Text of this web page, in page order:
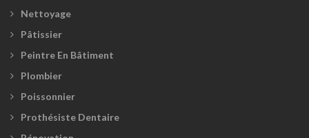
Nettoyage
Pâtissier
Peintre En Bâtiment
Plombier
Poissonnier
Prothésiste Dentaire